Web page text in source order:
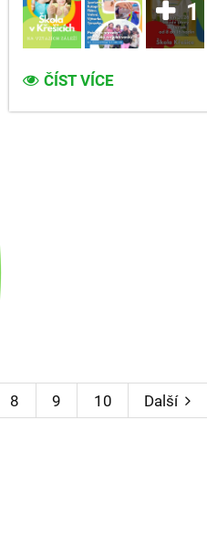
1
PŘÍPRAVKA
1.
ČÍST VÍCE
8 9 10 Další